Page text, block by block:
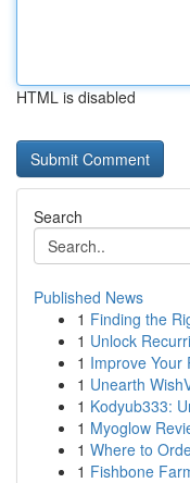
HTML is disabled
Search
Published News
1 Finding the
1 Unlock
1 Improve Your
1 Unearth
1 Kodyub333:
1 Myoglow
1 Where to
1 Fishbone